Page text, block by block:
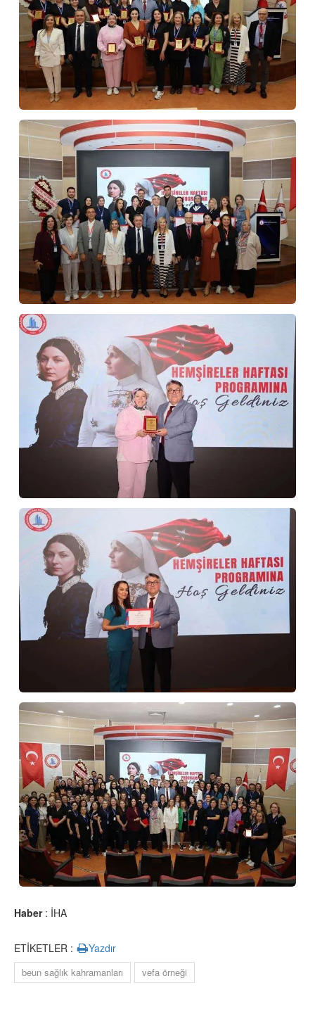
Haber: İHA
ETİKETLER : Yazdır
beun sağlık kahramanları vefa örneği